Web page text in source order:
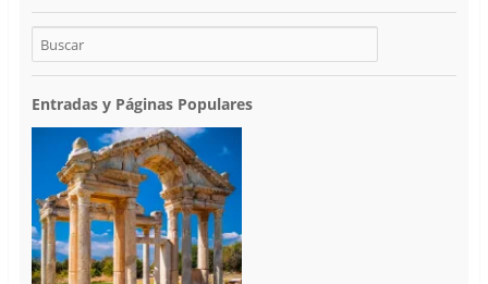
Entradas y Páginas Populares